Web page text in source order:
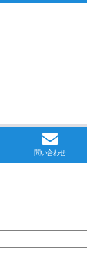
問い合わせ